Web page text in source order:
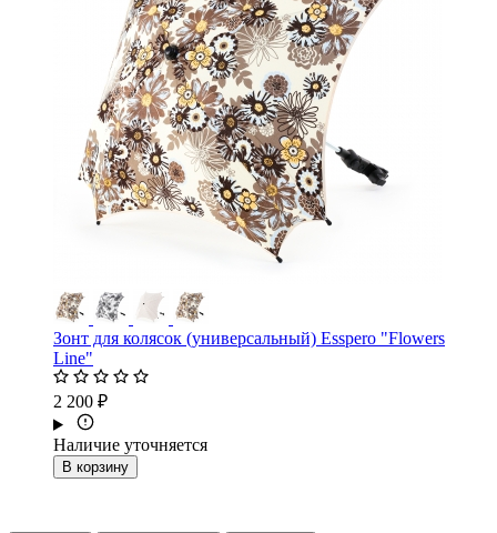
Зонт для колясок (универсальный) Esspero "Flowers
Line"
2 200 ₽
Наличие уточняется
В корзину